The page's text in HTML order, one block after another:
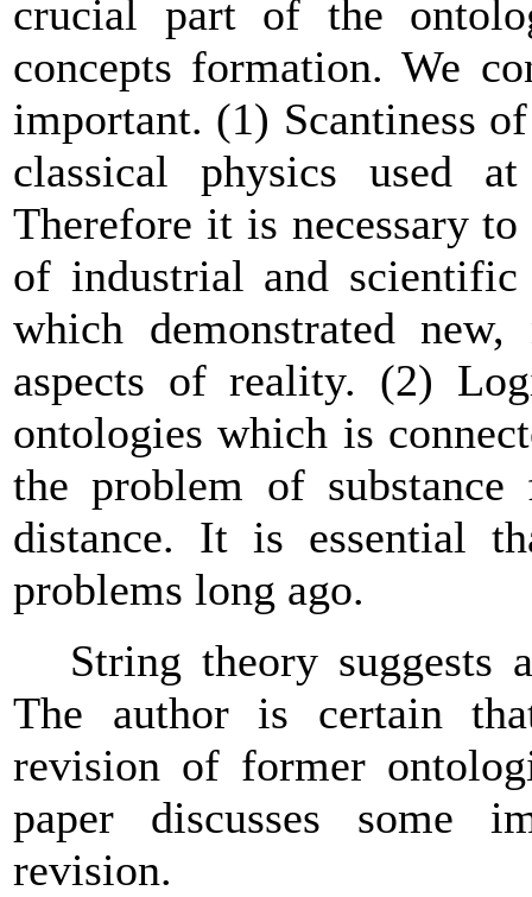
crucial part of the
concepts formation. We
important. (1) Scantiness
classical physics used
Therefore it is necessary
of industrial and scientific
which demonstrated
aspects of reality. (2)
ontologies which is
the problem of
distance. It is essential
problems long ago.
String theory suggests
The author is certain
revision of former
paper discusses some
revision.